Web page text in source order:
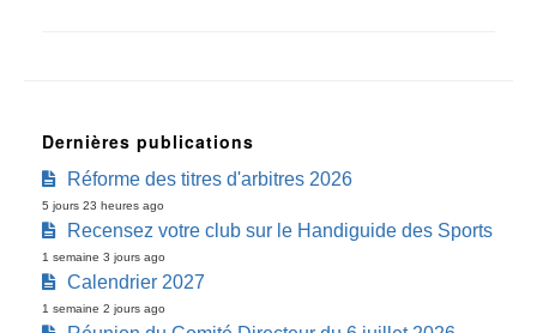
Dernières publications
Réforme des titres d'arbitres 2026
5 jours 23 heures ago
Recensez votre club sur le Handiguide des Sports
1 semaine 3 jours ago
Calendrier 2027
1 semaine 2 jours ago